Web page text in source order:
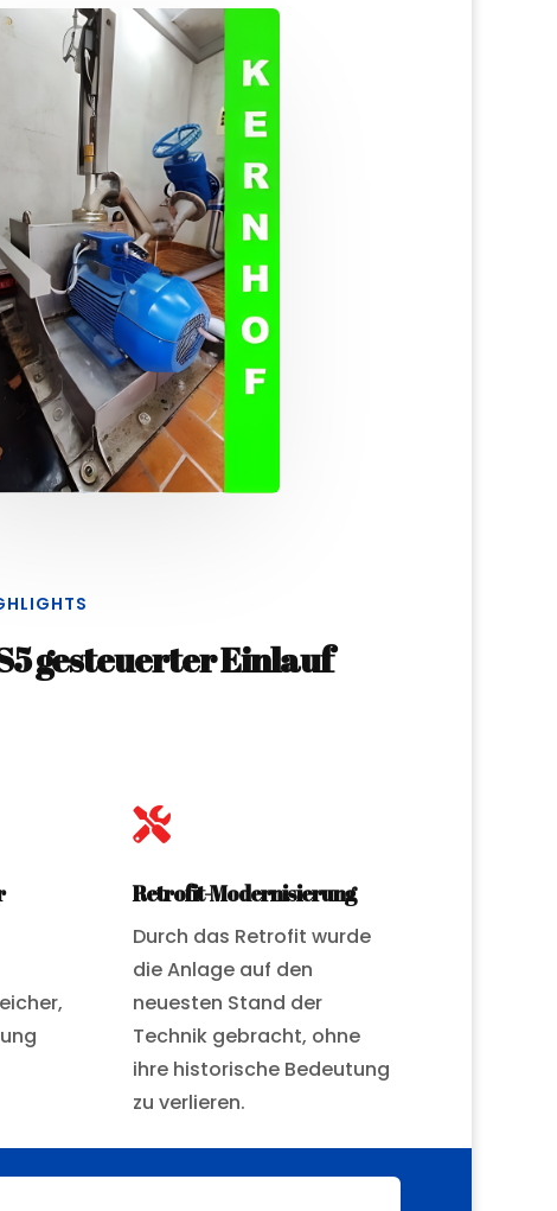
gesteuerter Einlauf

Retrofit-Modernisierung
Durch das Retrofit wurde
die Anlage auf den
neuesten Stand der
Technik gebracht, ohne
ihre historische Bedeutung
zu verlieren.